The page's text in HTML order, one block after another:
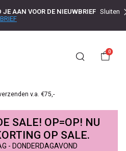
AAN VOOR DE NIEUWBRIEF Sluiten
0
v.a. €75,-
SALE! OP=OP! NU
OP SALE.
- DONDERDAGAVOND